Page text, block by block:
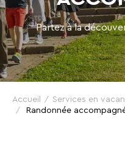
Partez à la
Accueil
Services en
Randonnée
les
avantages
VTF,
des
offres
exclusives
et
des